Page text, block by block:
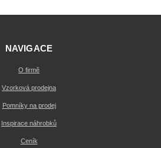
NAVIGACE
O firmě
Vzorková prodejna
Pomníky na prodej
Inspirace náhrobků
Ceník